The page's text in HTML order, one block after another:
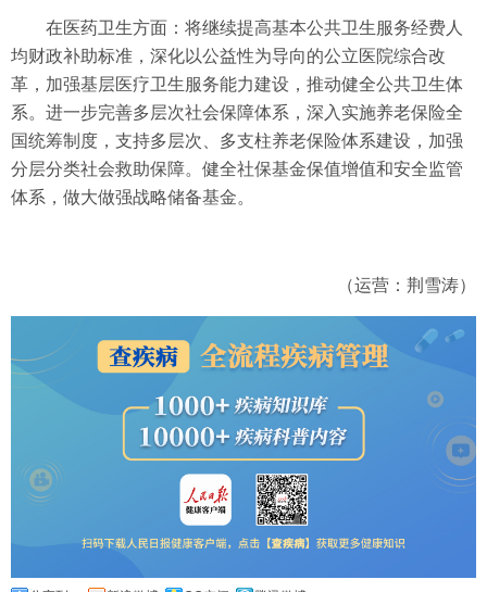
在医药卫生方面：将继续提高基本公共卫生服务经费人
均财政补助标准，深化以公益性为导向的公立医院综合改
革，加强基层医疗卫生服务能力建设，推动健全公共卫生体
系。进一步完善多层次社会保障体系，深入实施养老保险全
国统筹制度，支持多层次、多支柱养老保险体系建设，加强
分层分类社会救助保障。健全社保基金保值增值和安全监管
体系，做大做强战略储备基金。
（运营：荆雪涛）